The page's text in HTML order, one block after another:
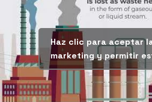
Haz clic para aceptar
marketing y permitir